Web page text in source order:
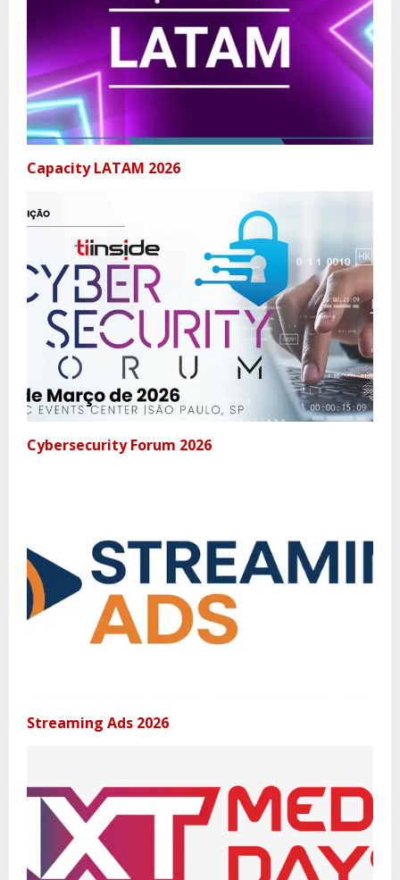
Capacity LATAM 2026
Cybersecurity Forum 2026
Streaming Ads 2026